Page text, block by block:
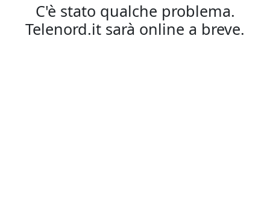
C'è stato qualche problema.
Telenord.it sarà online a breve.